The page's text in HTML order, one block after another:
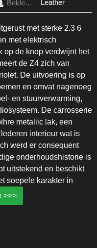
Bekleding Leather
met sterke 2.3 6
met elektrisch
op de knop verdwijnt het
de Z4 zich van
De uitvoering is op
en omvat nagenoeg
en stuurverwarming,
De carrosserie
metaliic lak, een
interieur wat is
werd er consequent
onderhoudshistorie is
uitstekend en beschikt
soepele karakter in
>>>